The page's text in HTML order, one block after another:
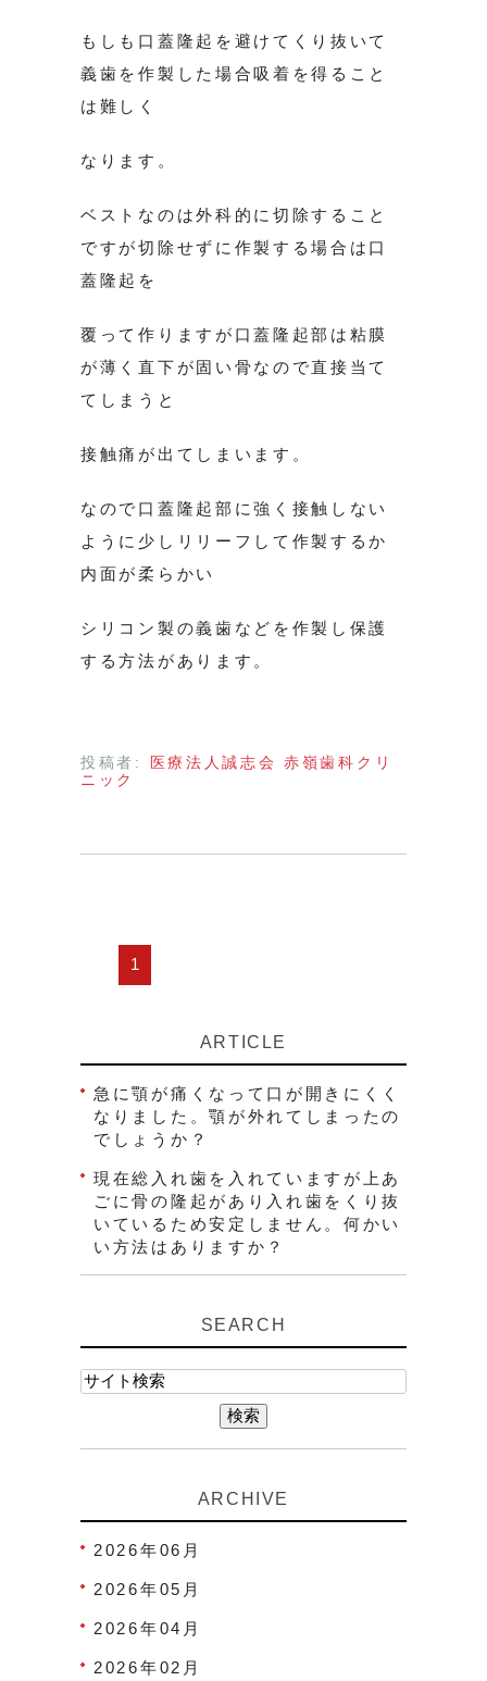
もしも口蓋隆起を避けてくり抜いて
義歯を作製した場合吸着を得ること
は難しく
なります。
ベストなのは外科的に切除すること
ですが切除せずに作製する場合は口
蓋隆起を
覆って作りますが口蓋隆起部は粘膜
が薄く直下が固い骨なので直接当て
てしまうと
接触痛が出てしまいます。
なので口蓋隆起部に強く接触しない
ように少しリリーフして作製するか
内面が柔らかい
シリコン製の義歯などを作製し保護
する方法があります。
投稿者:
医療法人誠志会 赤嶺歯科クリ
ニック
1
ARTICLE
急に顎が痛くなって口が開きにくく
なりました。顎が外れてしまったの
でしょうか？
現在総入れ歯を入れていますが上あ
ごに骨の隆起があり入れ歯をくり抜
いているため安定しません。何かい
い方法はありますか？
SEARCH
ARCHIVE
2026年06月
2026年05月
2026年04月
2026年02月